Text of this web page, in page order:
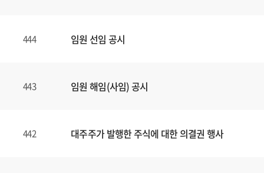
444 임원 선임 공시
443 임원 해임(사임) 공시
442 대주주가 발행한 주식에 대한 의결권 행사